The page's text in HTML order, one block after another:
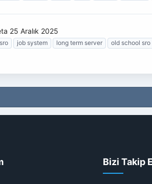
25 Aralık 2025
job system long term server old school sro
Bizi Takip